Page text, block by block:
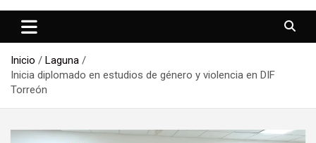
Reporte Laguna
Inicio
Laguna
Inicia diplomado en estudios de género y violencia en DIF
Torreón